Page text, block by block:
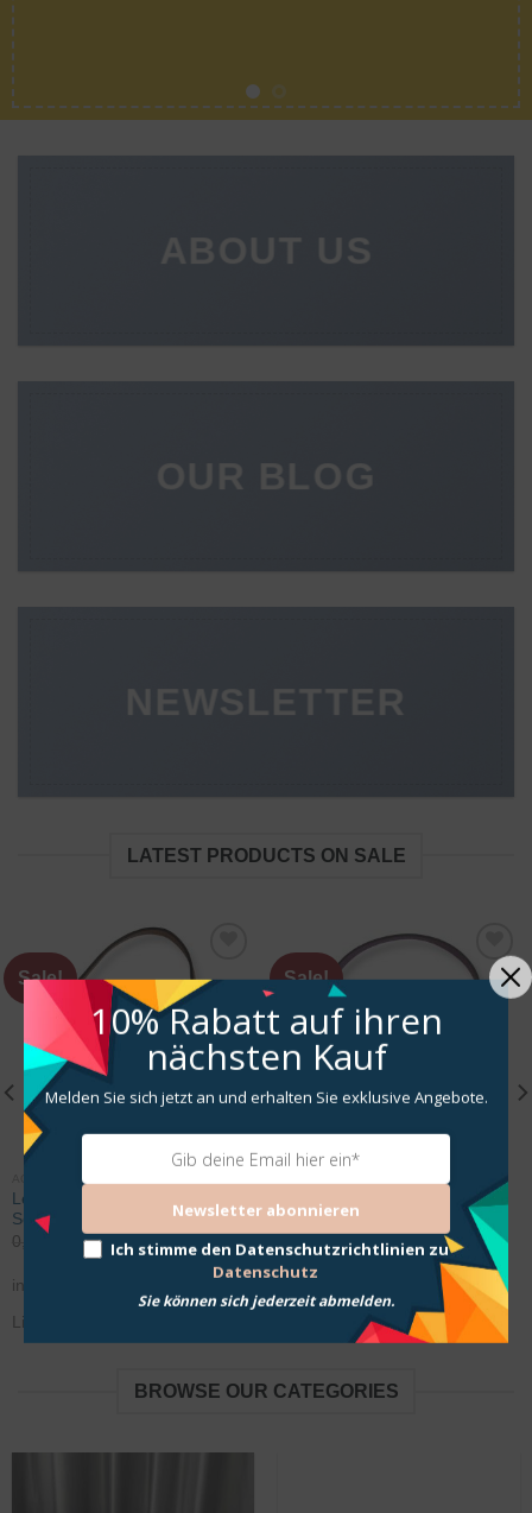
ABOUT US
OUR BLOG
NEWSLETTER
LATEST PRODUCTS ON SALE
Sale!
Zur
Wunschliste
hinzufügen
ACCESSOIRES
Ledertasche Biene Braun mit
Schulterriemen
0,00
-20,00 €
incl. 19% VAT
Lieferzeit: 3-5 Werktage
Sale!
Zur
Wunschliste
Ledertasche Biene Lila mit
Schulterriemen
0,00
-20,00€
Lieferzeit: 3-5 Werktage
BROWSE OUR CATEGORIES
10% Rabatt auf ihren
nächsten Kauf
Melden Sie sich jetzt an und erhalten Sie exklusive Angebote.
Newsletter abonnieren
Ich stimme den Datenschutzrichtlinien zu
Datenschutz
Sie können sich jederzeit abmelden.